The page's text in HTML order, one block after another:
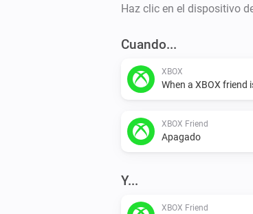
Haz clic en el dispositivo
Cuando...
XBOX
When a XBOX friend
XBOX Friend
Apagado
Y...
XBOX Friend